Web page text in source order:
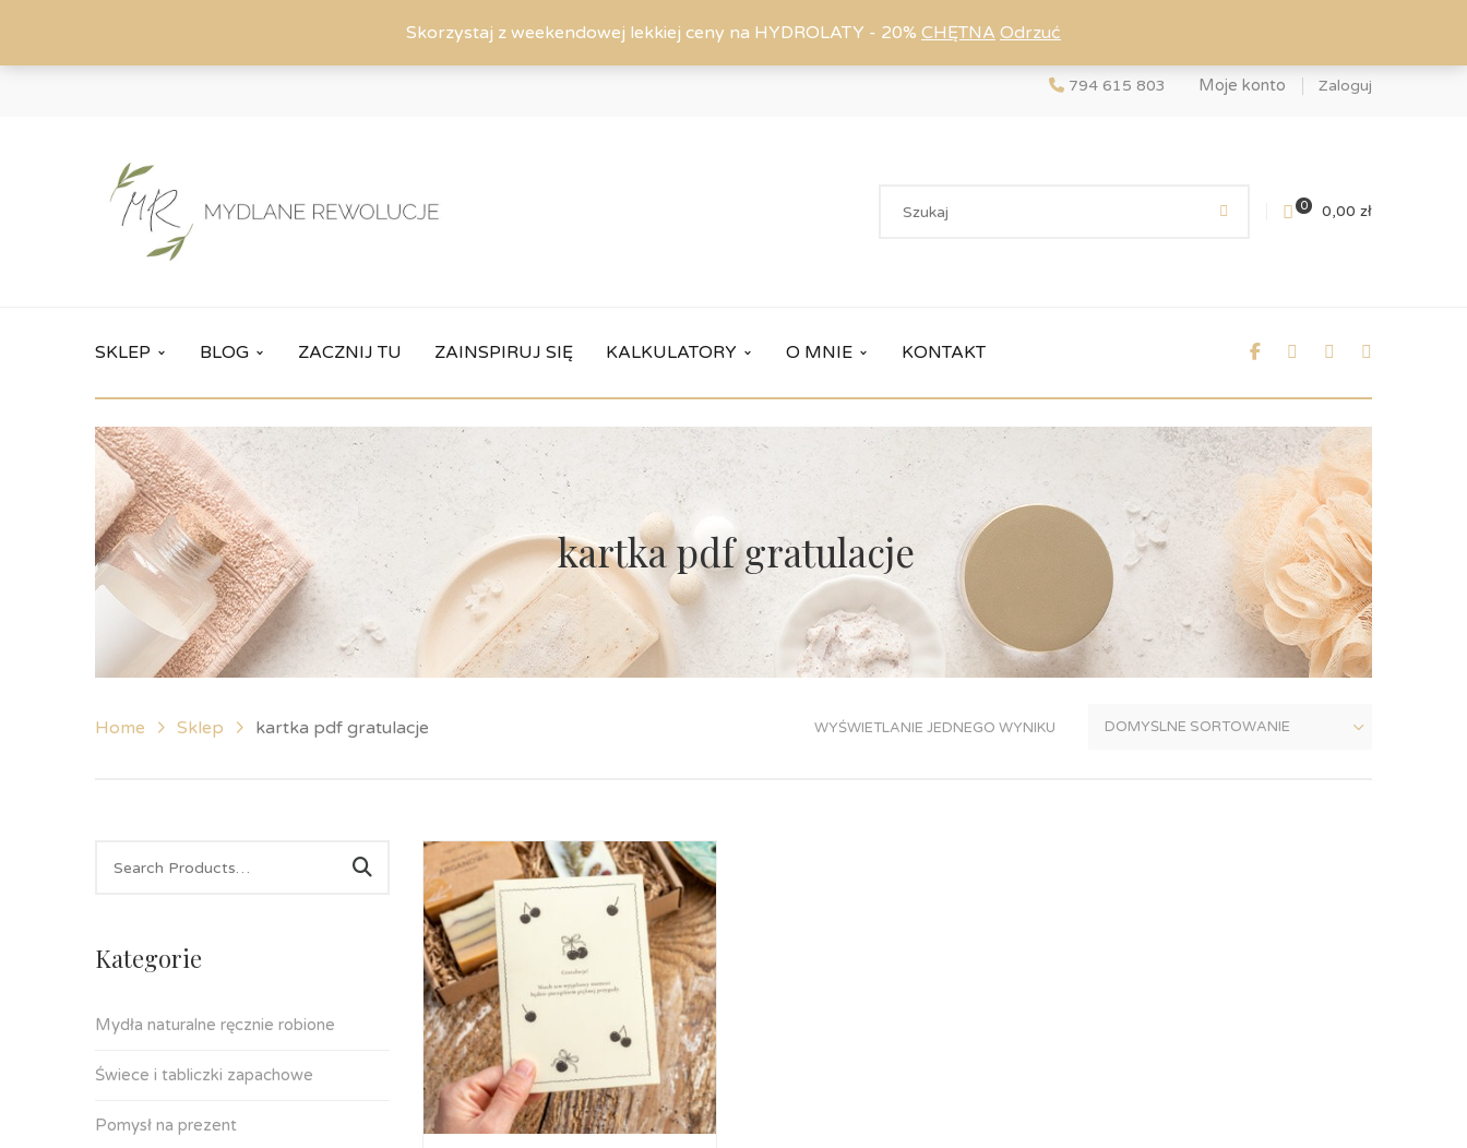
Skorzystaj z weekendowej lekkiej ceny na HYDROLATY - 20% CHĘTNA Odrzuć
794 615 803 Moje konto Zaloguj
0 0,00 zł
SKLEP BLOG ZACZNIJ TU ZAINSPIRUJ SIĘ KALKULATORY O MNIE KONTAKT
kartka pdf gratulacje
Home Sklep kartka pdf gratulacje WYŚWIETLANIE JEDNEGO WYNIKU
Kategorie
Mydła naturalne ręcznie robione
Świece i tabliczki zapachowe
Pomysł na prezent